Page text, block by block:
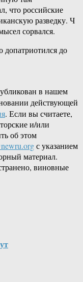
что российские
разведку. Ч
сорвался.
допатриотился до
в нашем
действующей
. Если вы считаете,
и/или
об этом
с указанием
материал.
виновные